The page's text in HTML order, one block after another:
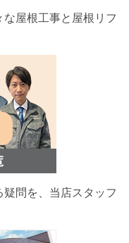
屋根工事と屋根リフ
問を、当店スタッフ